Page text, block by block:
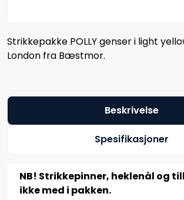
Strikkepakke POLLY genser i light
London fra Bæstmor.
Beskrivelse
Spesifikasjoner
NB! Strikkepinner, heklenål og
ikke med i pakken.